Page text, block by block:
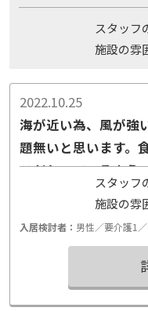
スタッフ
施設の雰
2022.10.25
海が近い為、風が強
題無いと思います。
こだわっているよう
つになります。
スタッフ
施設の雰
入居検討者： 男性／要介護1